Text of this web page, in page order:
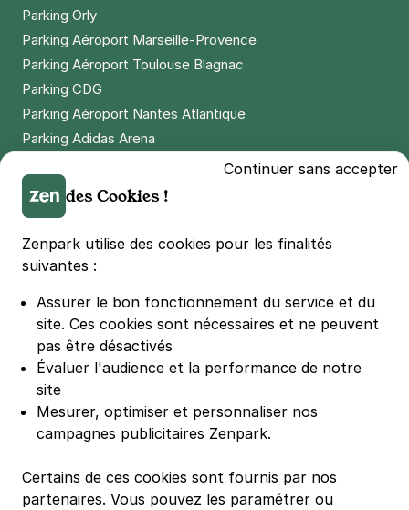
Parking Orly
Parking Aéroport Marseille-Provence
Parking Aéroport Toulouse Blagnac
Parking CDG
Parking Aéroport Nantes Atlantique
Parking Adidas Arena
Parking LDLC Arena
Parking Stade Pierre Mauroy
Parking Groupama Stadium
Parking Vélodrome
Parking Bercy
Parking La Défense Arena
Parking Les 4 temps
Parking Nation
Parking Porte de Versailles
Parking Lille Grand Palais
Parking Casino Barrière Lille
Continuer sans accepter
des Cookies !
Zenpark utilise des cookies pour les finalités
suivantes :
Assurer le bon fonctionnement du service et du
site. Ces cookies sont nécessaires et ne peuvent
pas être désactivés
Évaluer l'audience et la performance de notre
site
Mesurer, optimiser et personnaliser nos
campagnes publicitaires Zenpark.
Certains de ces cookies sont fournis par nos
partenaires. Vous pouvez les paramétrer ou